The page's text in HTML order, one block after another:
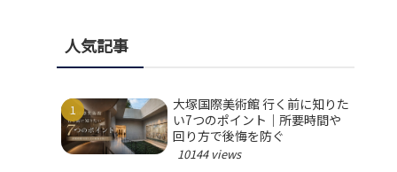
人気記事
大塚国際美術館 行く前に知りた
い7つのポイント｜所要時間や
回り方で後悔を防ぐ
10144 views